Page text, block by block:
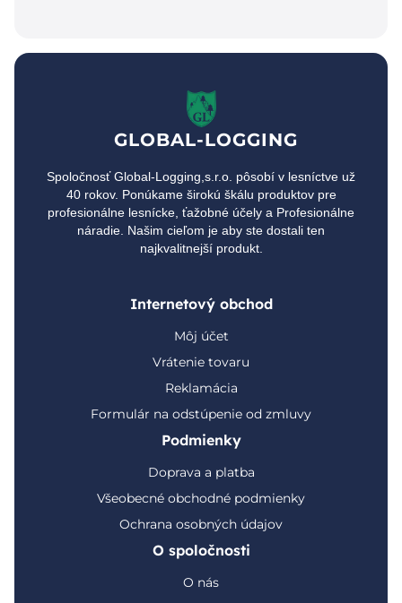
GLOBAL-LOGGING
Spoločnosť Global-Logging,s.r.o. pôsobí v lesníctve už
40 rokov. Ponúkame širokú škálu produktov pre
profesionálne lesnícke, ťažobné účely a Profesionálne
náradie. Našim cieľom je aby ste dostali ten
najkvalitnejší produkt.
Internetový obchod
Môj účet
Vrátenie tovaru
Reklamácia
Formulár na odstúpenie od zmluvy
Podmienky
Doprava a platba
Všeobecné obchodné podmienky
Ochrana osobných údajov
O spoločnosti
O nás